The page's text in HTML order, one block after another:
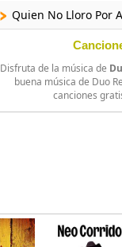
Quien No Lloro Por
Disfruta de la música de
buena música de Duo
canciones